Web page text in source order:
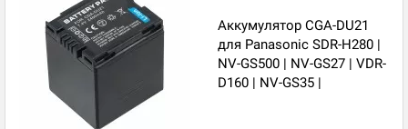
Аккумулятор CGA-DU21
для Panasonic SDR-H280 |
NV-GS500 | NV-GS27 | VDR-
D160 | NV-GS35 |